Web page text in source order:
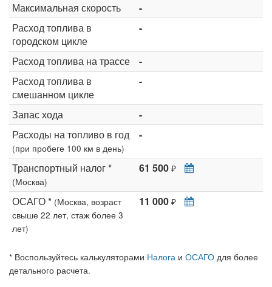
Максимальная скорость
-
Расход топлива в
городском цикле
-
Расход топлива на трассе
-
Расход топлива в
смешанном цикле
-
Запас хода
-
Расходы на топливо в год
(при пробеге 100 км в день)
-
Транспортный налог *
(Москва)
61 500 ₽
ОСАГО * (Москва, возраст
свыше 22 лет, стаж более 3
лет)
11 000 ₽
* Воспользуйтесь калькуляторами Налога и ОСАГО для более
детального расчета.